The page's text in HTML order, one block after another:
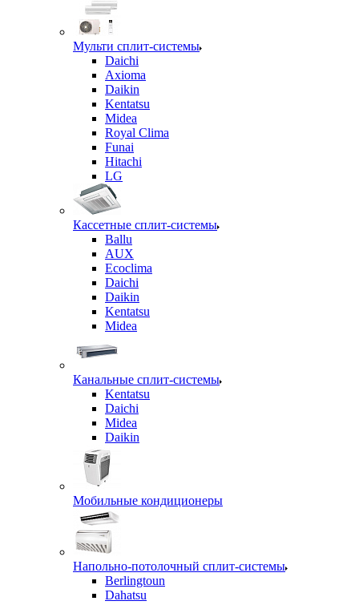
Мульти сплит-системы
Daichi
Axioma
Daikin
Kentatsu
Midea
Royal Clima
Funai
Hitachi
LG
Кассетные сплит-системы
Ballu
AUX
Ecoclima
Daichi
Daikin
Kentatsu
Midea
Канальные сплит-системы
Kentatsu
Daichi
Midea
Daikin
Мобильные кондиционеры
Напольно-потолочный сплит-системы
Berlingtoun
Dahatsu